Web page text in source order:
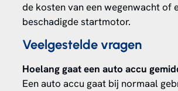
de kosten van een wegenwacht of
beschadigde startmotor.
Veelgestelde vragen
Hoelang gaat een auto accu
Een auto accu gaat bij normaal